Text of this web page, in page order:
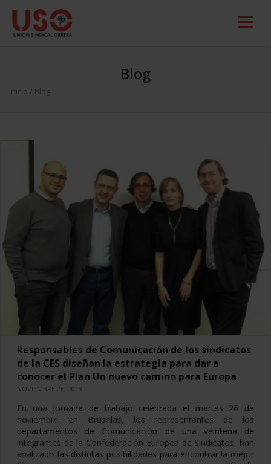
Blog
Inicio / Blog
Responsables de Comunicación de los sindicatos
de la CES diseñan la estrategia para dar a
conocer el Plan Un nuevo camino para Europa
NOVIEMBRE 26, 2013
En una jornada de trabajo celebrada el martes 26 de
noviembre en Bruselas, los representantes de los
departamentos de Comunicación de una veintena de
integrantes de la Confederación Europea de Sindicatos, han
analizado las distintas posibilidades para encontrar la mejor